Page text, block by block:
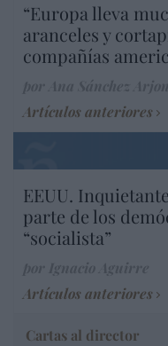
“Europa lleva
aranceles y
compañías
Artículos anteriores
EEUU.
parte de los
“socialista”
Artículos anteriores
Cartas al director